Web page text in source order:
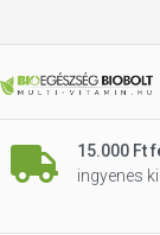
15.000 Ft
ingyenes